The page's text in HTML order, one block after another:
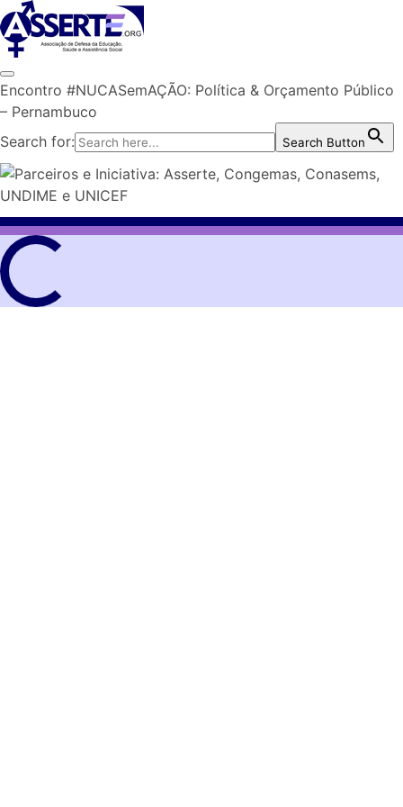
Skip
to
content
Encontro #NUCASemAÇÃO: Política & Orçamento Público
– Pernambuco
Search for:
Search Button